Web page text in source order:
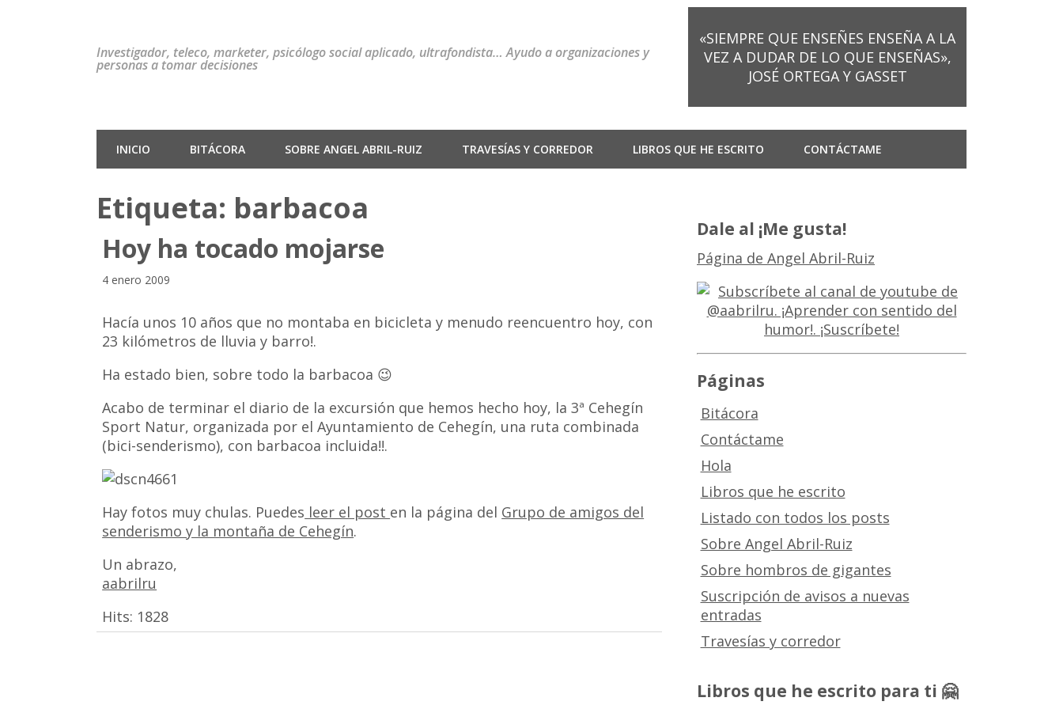
Investigador, teleco, marketer, psicólogo social aplicado, ultrafondista… Ayudo a organizaciones y
personas a tomar decisiones
«SIEMPRE QUE ENSEÑES ENSEÑA A LA
VEZ A DUDAR DE LO QUE ENSEÑAS»,
JOSÉ ORTEGA Y GASSET
INICIO BITÁCORA SOBRE ANGEL ABRIL-RUIZ TRAVESÍAS Y CORREDOR LIBROS QUE HE ESCRITO CONTÁCTAME
Etiqueta: barbacoa
Hoy ha tocado mojarse
4 enero 2009
Hacía unos 10 años que no montaba en bicicleta y menudo reencuentro hoy, con
23 kilómetros de lluvia y barro!.
Ha estado bien, sobre todo la barbacoa 😉
Acabo de terminar el diario de la excursión que hemos hecho hoy, la 3ª Cehegín
Sport Natur, organizada por el Ayuntamiento de Cehegín, una ruta combinada
(bici-senderismo), con barbacoa incluida!!.
Hay fotos muy chulas. Puedes leer el post en la página del Grupo de amigos del
senderismo y la montaña de Cehegín.
Un abrazo,
aabrilru
Hits: 1828
Dale al ¡Me gusta!
Página de Angel Abril-Ruiz
Páginas
Bitácora
Contáctame
Hola
Libros que he escrito
Listado con todos los posts
Sobre Angel Abril-Ruiz
Sobre hombros de gigantes
Suscripción de avisos a nuevas
entradas
Travesías y corredor
Libros que he escrito para ti 🤗